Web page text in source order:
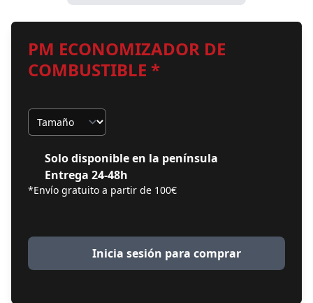
PM ECONOMIZADOR DE
COMBUSTIBLE *
Tamaño
Solo disponible en la península
Entrega 24-48h
*Envío gratuito a partir de 100€
Inicia sesión para comprar